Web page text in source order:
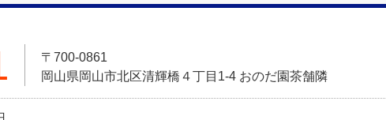
〒700-0861
岡山県岡山市北区清輝橋４丁目1-4 おのだ園茶舗隣